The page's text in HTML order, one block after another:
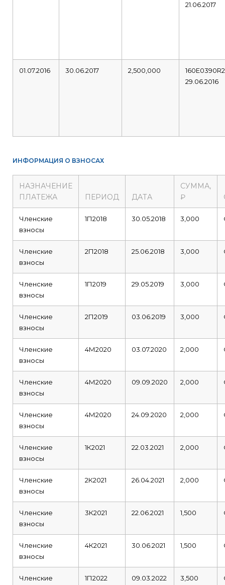
21.06.2017
01.07.2016 30.06.2017 2,500,000
29.06.2016
ИНФОРМАЦИЯ О ВЗНОСАХ
НАЗНАЧЕНИЕ
ПЛАТЕЖА
ПЕРИОД ДАТА
СУММА,
₽
Членские
взносы
1П2018 30.05.2018 3,000
Членские
взносы
2П2018 25.06.2018 3,000
Членские
взносы
1П2019 29.05.2019 3,000
Членские
взносы
2П2019 03.06.2019 3,000
Членские
взносы
4М2020 03.07.2020 2,000
Членские
взносы
4М2020 09.09.2020 2,000
Членские
взносы
4М2020 24.09.2020 2,000
Членские
взносы
1К2021 22.03.2021 2,000
Членские
взносы
2К2021 26.04.2021 2,000
Членские
взносы
3К2021 22.06.2021 1,500
Членские
взносы
4К2021 30.06.2021 1,500
Членские 1П2022 09.03.2022 3,500